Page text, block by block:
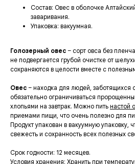
Состав: Овес в оболочке
заваривания.
Упаковка: вакуумная.
Голозерный овес – сорт овса без
не подвергается грубой очистке от
сохраняются в целости вместе с
Овес – находка для людей, заботящихся
обязательно ограничиваться
хлопьями на завтрак. Можно пить настой
приемами пищи, что очень полезно для
Продукт упакован в вакуумную упаковку,
свежесть и сохранность всех полезных
Срок годности: 12 месяцев.
Условия хранения: Хранить при